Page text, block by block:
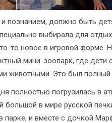
познанием, должно быть
выбирала для
то новое в игровой форме.
мини-зоопарк, где
животными. Это был полный
полностью погрузилась в
большой в мире русской
парке, и вместе с дочкой